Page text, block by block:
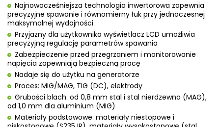
Najnowocześniejsza technologia inwertorowa zapewnia
precyzyjne spawanie i równomierny łuk przy jednoczesnej
maksymalnej wydajności
Przyjazny dla użytkownika wyświetlacz LCD umożliwia
precyzyjną regulację parametrów spawania
Zabezpieczenie przed przegrzaniem i monitorowanie
napięcia zapewniają bezpieczną pracę
Nadaje się do użytku na generatorze
Proces: MIG/MAG, TIG (DC), elektrody
Grubości blach: od 0,8 mm stal i stal nierdzewna (MAG),
od 1,0 mm dla aluminium (MIG)
Materiały podstawowe: materiały niestopowe i